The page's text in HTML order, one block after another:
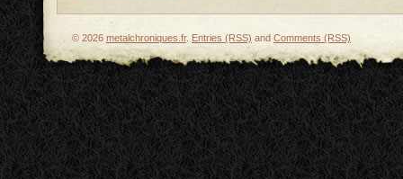
© 2026 metalchroniques.fr. Entries (RSS) and Comments (RSS)